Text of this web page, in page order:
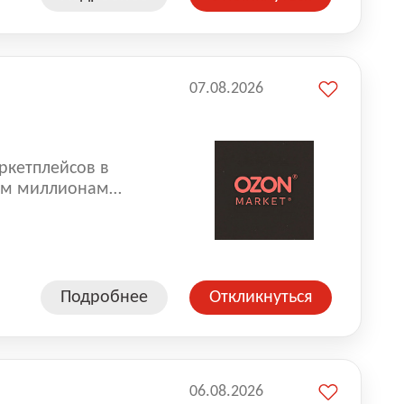
в
миллионам
сети, где
Ozon
Подробнее
07.08.2026
Откликнуться
06.08.2026